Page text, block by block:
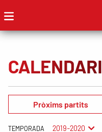
CALENDARI
Pròxims partits
TEMPORADA 2019-2020